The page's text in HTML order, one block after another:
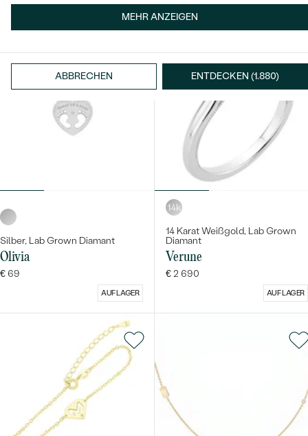
MEHR ANZEIGEN
ABBRECHEN ENTDECKEN (1.880)
AUF LAGER AUF LAGER
Silber, Lab Grown Diamant
Olivia
€ 69
AUF LAGER
14k
14 Karat Weißgold, Lab Grown
Diamant
Verune
€ 2 690
AUF LAGER